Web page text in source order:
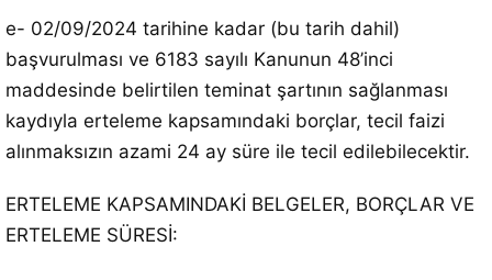
e- 02/09/2024 tarihine kadar (bu tarih dahil)
başvurulması ve 6183 sayılı Kanunun 48’inci
maddesinde belirtilen teminat şartının sağlanması
kaydıyla erteleme kapsamındaki borçlar, tecil faizi
alınmaksızın azami 24 ay süre ile tecil edilebilecektir.
ERTELEME KAPSAMINDAKİ BELGELER, BORÇLAR VE
ERTELEME SÜRESİ: